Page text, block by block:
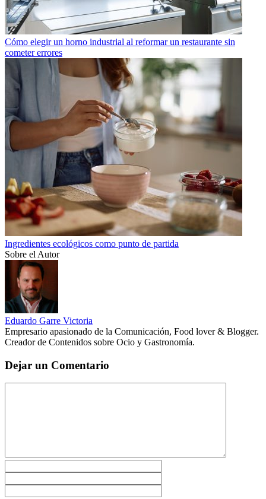
Cómo elegir un horno industrial al reformar un restaurante sin
cometer errores
Ingredientes ecológicos como punto de partida
Sobre el Autor
Eduardo Garre Victoria
Empresario apasionado de la Comunicación, Food lover & Blogger.
Creador de Contenidos sobre Ocio y Gastronomía.
Dejar un Comentario